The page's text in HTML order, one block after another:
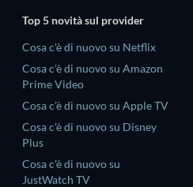
Top 5 novità sul provider
Cosa c'è di nuovo su Netflix
Cosa c'è di nuovo su Amazon
Prime Video
Cosa c'è di nuovo su Apple TV
Cosa c'è di nuovo su Disney
Plus
Cosa c'è di nuovo su
JustWatch TV